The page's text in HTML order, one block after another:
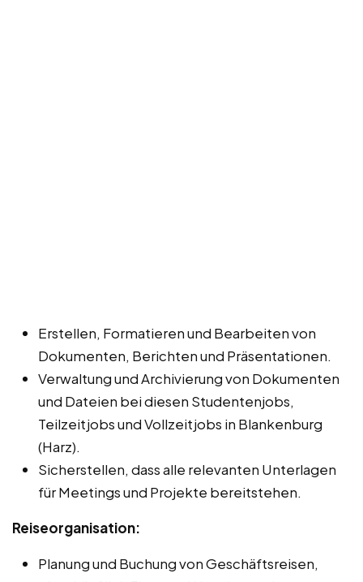
Erstellen, Formatieren und Bearbeiten von
Dokumenten, Berichten und Präsentationen.
Verwaltung und Archivierung von Dokumenten
und Dateien bei diesen Studentenjobs,
Teilzeitjobs und Vollzeitjobs in Blankenburg
(Harz).
Sicherstellen, dass alle relevanten Unterlagen
für Meetings und Projekte bereitstehen.
Reiseorganisation:
Planung und Buchung von Geschäftsreisen,